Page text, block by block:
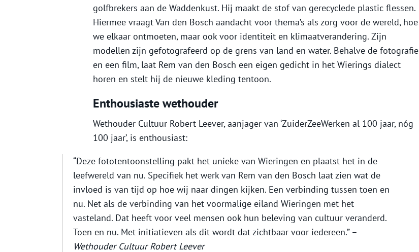
golfbrekers aan de Waddenkust. Hij maakt de stof van gerecyclede plastic flessen.
Hiermee vraagt Van den Bosch aandacht voor thema’s als zorg voor de wereld, hoe
we elkaar ontmoeten, maar ook voor identiteit en klimaatverandering. Zijn
modellen zijn gefotografeerd op de grens van land en water. Behalve de fotografie
en een film, laat Rem van den Bosch een eigen gedicht in het Wierings dialect
horen en stelt hij de nieuwe kleding tentoon.
Enthousiaste wethouder
Wethouder Cultuur Robert Leever, aanjager van ‘ZuiderZeeWerken al 100 jaar, nóg
100 jaar’, is enthousiast:
“Deze fototentoonstelling pakt het unieke van Wieringen en plaatst het in de
leefwereld van nu. Specifiek het werk van Rem van den Bosch laat zien wat de
invloed is van tijd op hoe wij naar dingen kijken. Een verbinding tussen toen en
nu. Net als de verbinding van het voormalige eiland Wieringen met het
vasteland. Dat heeft voor veel mensen ook hun beleving van cultuur veranderd.
Toen en nu. Met initiatieven als dit wordt dat zichtbaar voor iedereen.” –
Wethouder Cultuur Robert Leever